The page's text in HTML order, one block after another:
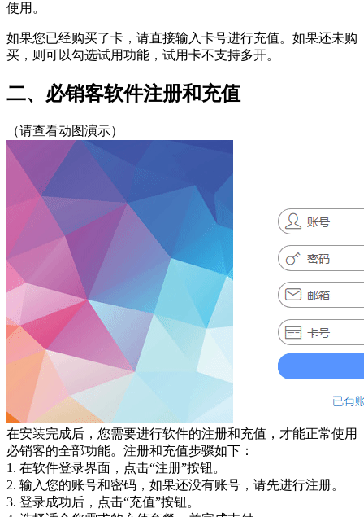
使用。
如果您已经购买了卡，请直接输入卡号进行充值。如果还未购
买，则可以勾选试用功能，试用卡不支持多开。
二、必销客软件注册和充值
（请查看动图演示）
在安装完成后，您需要进行软件的注册和充值，才能正常使用
必销客的全部功能。注册和充值步骤如下：
1. 在软件登录界面，点击“注册”按钮。
2. 输入您的账号和密码，如果还没有账号，请先进行注册。
3. 登录成功后，点击“充值”按钮。